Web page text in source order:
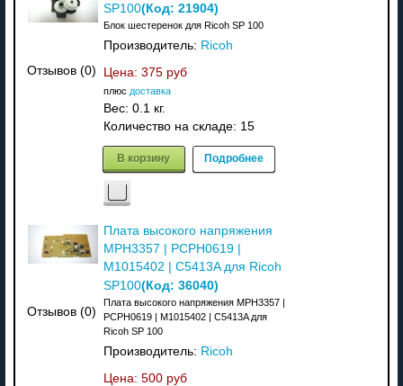
Отзывов (0)
SP100(Код: 21904)
Блок шестеренок для Ricoh SP 100
Производитель: Ricoh
Цена: 375 руб
плюс доставка
Вес: 0.1 кг.
Количество на складе: 15
В корзину Подробнее
Отзывов (0)
Плата высокого напряжения
MPH3357 | PCPH0619 |
M1015402 | C5413A для Ricoh
SP100(Код: 36040)
Плата высокого напряжения MPH3357 |
PCPH0619 | M1015402 | C5413A для
Ricoh SP 100
Производитель: Ricoh
Цена: 500 руб